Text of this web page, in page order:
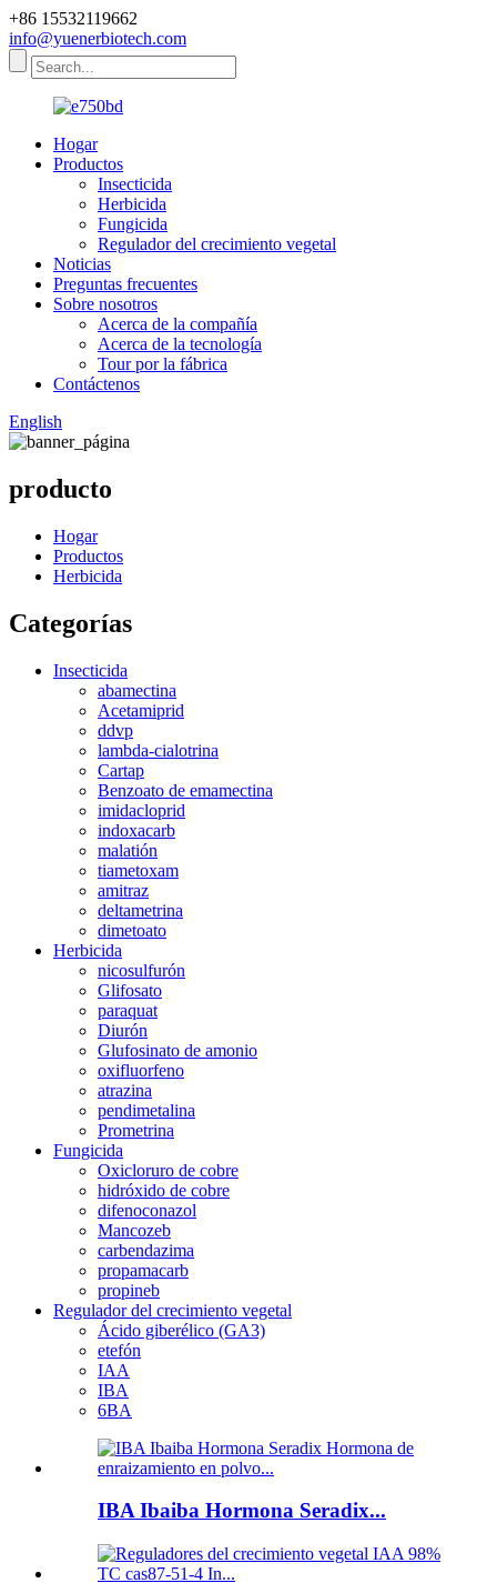
+86 15532119662
info@yuenerbiotech.com
Hogar
Productos
Insecticida
Herbicida
Fungicida
Regulador del crecimiento vegetal
Noticias
Preguntas frecuentes
Sobre nosotros
Acerca de la compañía
Acerca de la tecnología
Tour por la fábrica
Contáctenos
English
producto
Hogar
Productos
Herbicida
Categorías
Insecticida
abamectina
Acetamiprid
ddvp
lambda-cialotrina
Cartap
Benzoato de emamectina
imidacloprid
indoxacarb
malatión
tiametoxam
amitraz
deltametrina
dimetoato
Herbicida
nicosulfurón
Glifosato
paraquat
Diurón
Glufosinato de amonio
oxifluorfeno
atrazina
pendimetalina
Prometrina
Fungicida
Oxicloruro de cobre
hidróxido de cobre
difenoconazol
Mancozeb
carbendazima
propamacarb
propineb
Regulador del crecimiento vegetal
Ácido giberélico (GA3)
etefón
IAA
IBA
6BA
IBA Ibaiba Hormona Seradix...